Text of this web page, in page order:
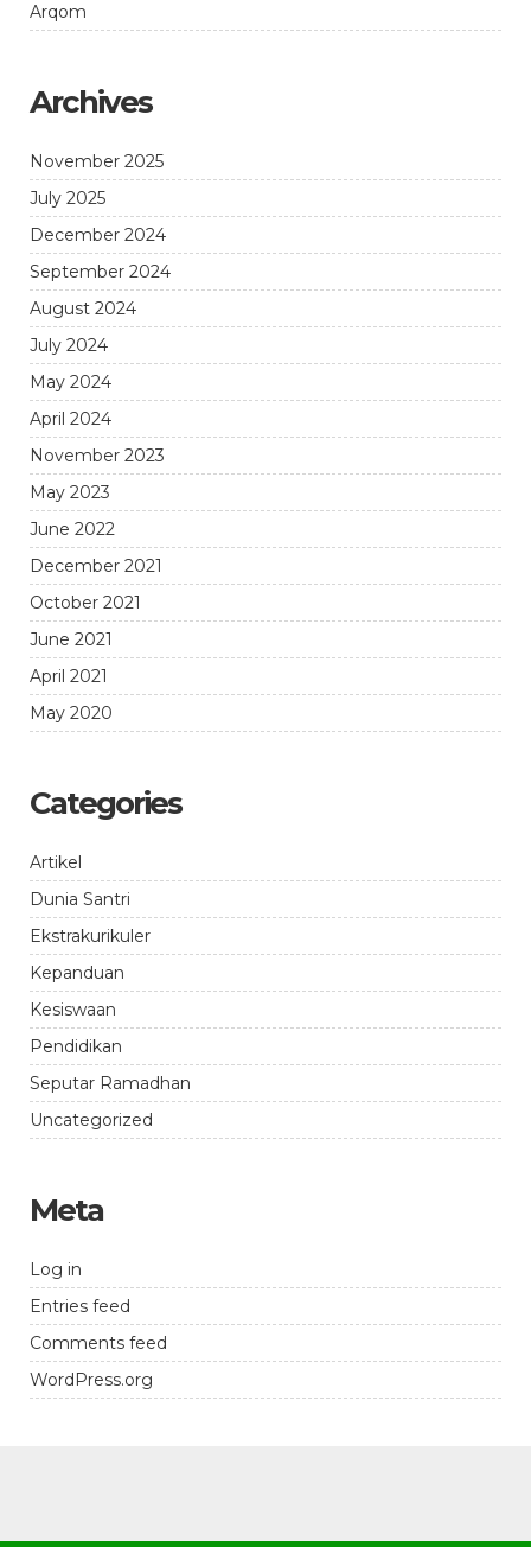
Arqom
Archives
November 2025
July 2025
December 2024
September 2024
August 2024
July 2024
May 2024
April 2024
November 2023
May 2023
June 2022
December 2021
October 2021
June 2021
April 2021
May 2020
Categories
Artikel
Dunia Santri
Ekstrakurikuler
Kepanduan
Kesiswaan
Pendidikan
Seputar Ramadhan
Uncategorized
Meta
Log in
Entries feed
Comments feed
WordPress.org